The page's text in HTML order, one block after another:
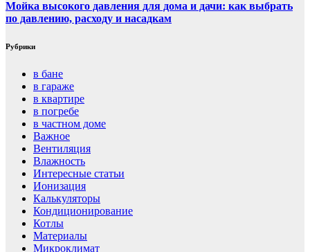
Мойка высокого давления для дома и дачи: как выбрать
по давлению, расходу и насадкам
Рубрики
в бане
в гараже
в квартире
в погребе
в частном доме
Важное
Вентиляция
Влажность
Интересные статьи
Ионизация
Калькуляторы
Кондиционирование
Котлы
Материалы
Микроклимат